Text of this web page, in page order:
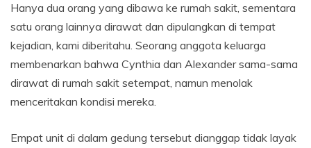
Hanya dua orang yang dibawa ke rumah sakit, sementara
satu orang lainnya dirawat dan dipulangkan di tempat
kejadian, kami diberitahu. Seorang anggota keluarga
membenarkan bahwa Cynthia dan Alexander sama-sama
dirawat di rumah sakit setempat, namun menolak
menceritakan kondisi mereka.
Empat unit di dalam gedung tersebut dianggap tidak layak